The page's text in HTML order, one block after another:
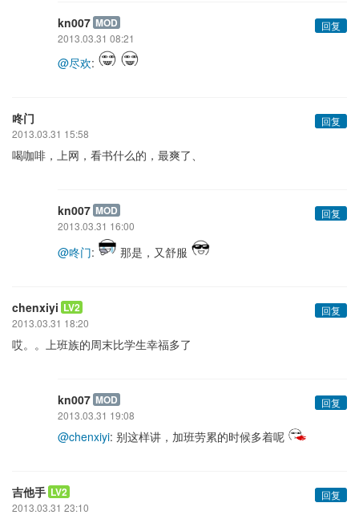
kn007 MOD
回复
2013.03.31 08:21
@尽欢:
咚门
回复
2013.03.31 15:58
喝咖啡，上网，看书什么的，最爽了、
kn007 MOD
回复
2013.03.31 16:00
@咚门: 那是，又舒服
chenxiyi LV2
回复
2013.03.31 18:20
哎。。上班族的周末比学生幸福多了
kn007 MOD
回复
2013.03.31 19:08
@chenxiyi: 别这样讲，加班劳累的时候多着呢
吉他手 LV2
回复
2013.03.31 23:10